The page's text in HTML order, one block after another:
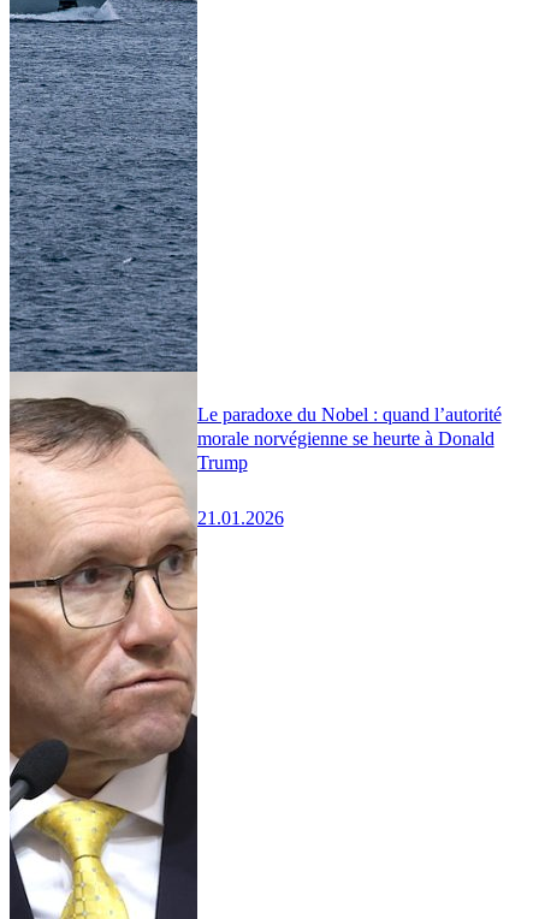
Le paradoxe du Nobel : quand l’autorité
morale norvégienne se heurte à Donald
Trump
21.01.2026